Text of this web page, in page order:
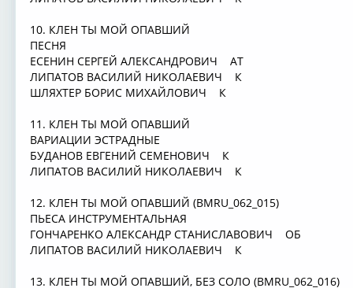
10. КЛЕН ТЫ МОЙ ОПАВШИЙ
ПЕСНЯ
ЕСЕНИН СЕРГЕЙ АЛЕКСАНДРОВИЧ АТ
ЛИПАТОВ ВАСИЛИЙ НИКОЛАЕВИЧ К
ШЛЯХТЕР БОРИС МИХАЙЛОВИЧ К
11. КЛЕН ТЫ МОЙ ОПАВШИЙ
ВАРИАЦИИ ЭСТРАДНЫЕ
БУДАНОВ ЕВГЕНИЙ СЕМЕНОВИЧ К
ЛИПАТОВ ВАСИЛИЙ НИКОЛАЕВИЧ К
12. КЛЕН ТЫ МОЙ ОПАВШИЙ (BMRU_062_015)
ПЬЕСА ИНСТРУМЕНТАЛЬНАЯ
ГОНЧАРЕНКО АЛЕКСАНДР СТАНИСЛАВОВИЧ ОБ
ЛИПАТОВ ВАСИЛИЙ НИКОЛАЕВИЧ К
13. КЛЕН ТЫ МОЙ ОПАВШИЙ, БЕЗ СОЛО (BMRU_062_016)